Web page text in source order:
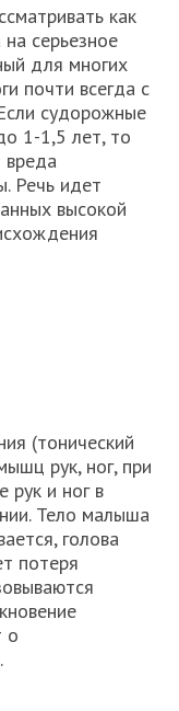
как
серьезное
для многих
почти всегда с
судорожные
1-1,5 лет, то
вреда
Речь идет
высокой
(тонический
рук, ног, при
рук и ног в
Тело малыша
голова
потеря
о